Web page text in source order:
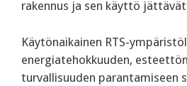
rakennus ja sen käyttö
Käytönaikainen RTS-
energiatehokkuuden,
turvallisuuden parantamiseen